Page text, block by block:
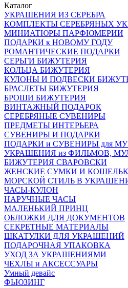
Каталог
УКРАШЕНИЯ ИЗ СЕРЕБРА
КОМПЛЕКТЫ СЕРЕБРЯНЫХ
МИНИАТЮРЫ ПАРФЮМЕРИИ
ПОДАРКИ к НОВОМУ ГОДУ
РОМАНТИЧЕСКИЕ ПОДАРКИ
СЕРЬГИ БИЖУТЕРИЯ
КОЛЬЦА БИЖУТЕРИЯ
КУЛОНЫ И ПОДВЕСКИ
БРАСЛЕТЫ БИЖУТЕРИЯ
БРОШИ БИЖУТЕРИЯ
ВИНТАЖНЫЙ ПОДАРОК
СЕРЕБРЯНЫЕ СУВЕНИРЫ
ПРЕДМЕТЫ ИНТЕРЬЕРА
СУВЕНИРЫ И ПОДАРКИ
ПОДАРКИ и СУВЕНИРЫ для
УКРАШЕНИЯ из ФИЛЬМОВ,
БИЖУТЕРИЯ СВАРОВСКИ
ЖЕНСКИЕ СУМКИ И
МОРСКОЙ СТИЛЬ В
ЧАСЫ-КУЛОН
НАРУЧНЫЕ ЧАСЫ
МАЛЕНЬКИЙ ПРИНЦ
ОБЛОЖКИ ДЛЯ ДОКУМЕНТОВ
СЕКРЕТНЫЕ МАТЕРИАЛЫ
ШКАТУЛКИ ДЛЯ УКРАШЕНИЙ
ПОДАРОЧНАЯ УПАКОВКА
УХОД ЗА УКРАШЕНИЯМИ
ЧEХЛЫ и АКСЕССУАРЫ
Умный девайс
ФЬЮЗИНГ